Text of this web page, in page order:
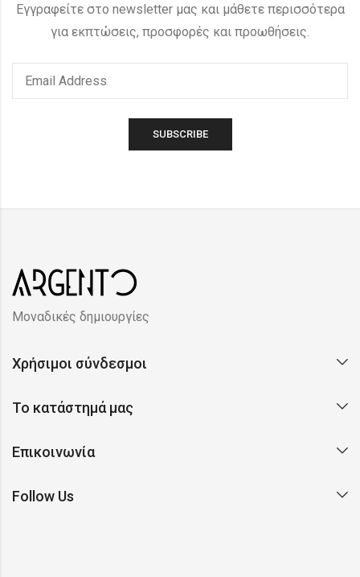
Εγγραφείτε στο newsletter μας και μάθετε περισσότερα
για εκπτώσεις, προσφορές και προωθήσεις.
Μοναδικές δημιουργίες
Χρήσιμοι σύνδεσμοι
Το κατάστημά μας
Επικοινωνία
Follow Us